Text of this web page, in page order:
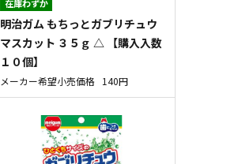
在庫わずか
明治ガム もちっとガブリチュウ
マスカット ３５ｇ △ 【購入入数
１０個】
メーカー希望小売価格 140円